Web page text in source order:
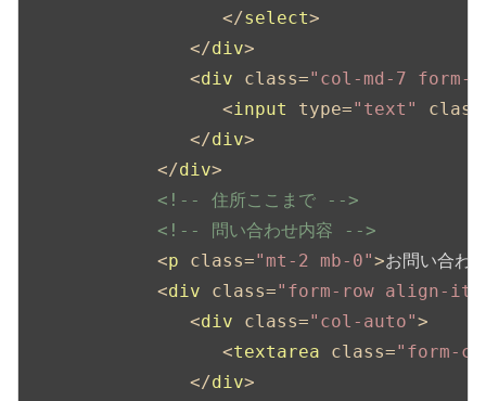
</select>
</div>
<div class="col-md-7 form-
<input type="text" class
</div>
</div>
<!-- 住所ここまで -->
<!-- 問い合わせ内容 -->
<p class="mt-2 mb-0">お問い合わ
<div class="form-row align-
<div class="col-auto">
<textarea class="form-
</div>